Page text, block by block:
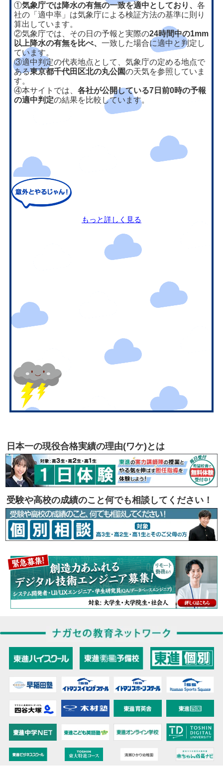
①気象庁では降水の有無の一致を適中としており、各
社の「適中率」は気象庁による検証方法の基準に則り
算出しています。
②気象庁では、その日の予報と実際の24時間中の1mm
以上降水の有無を比べ、一致した場合に適中と判定し
ています。
③適中判定の代表地点として、気象庁の定める地点で
ある東京都千代田区北の丸公園の天気を参照していま
す。
④本サイトでは、各社が公開している7日前0時の予報
の適中判定の結果を比較しています。
もっと詳しく見る
日本一の現役合格実績の理由(ワケ)とは
受験や高校の成績のこと何でも相談してください！